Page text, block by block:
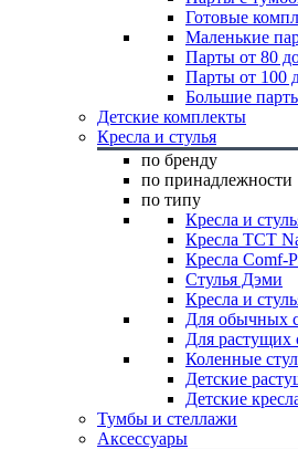
Готовые
Маленькие
Парты от 80
Парты от 100
Большие
Детские комплекты
Кресла и стулья
по бренду
по принадлежности
по типу
Кресла и
Кресла TCT
Кресла Comf-
Стулья Дэми
Кресла и
Для обычных
Для растущих
Коленные
Детские
Детские
Тумбы и стеллажи
Аксессуары